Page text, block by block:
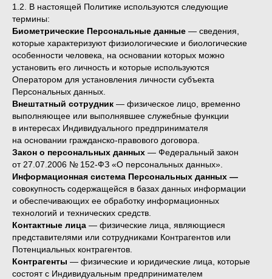
1.2. В настоящей Политике используются следующие
термины:
Биометрические Персональные данные — сведения,
которые характеризуют физиологические и биологические
особенности человека, на основании которых можно
установить его личность и которые используются
Оператором для установления личности субъекта
Персональных данных.
Внештатный сотрудник — физическое лицо, временно
выполняющее или выполнявшее служебные функции
в интересах Индивидуального предпринимателя
на основании гражданско-правового договора.
Закон о персональных данных — Федеральный закон
от 27.07.2006 № 152-ФЗ «О персональных данных».
Информационная система Персональных данных —
совокупность содержащейся в базах данных информации
и обеспечивающих ее обработку информационных
технологий и технических средств.
Контактные лица — физические лица, являющиеся
представителями или сотрудниками Контрагентов или
Потенциальных контрагентов.
Контрагенты — физические и юридические лица, которые
состоят с Индивидуальным предпринимателем